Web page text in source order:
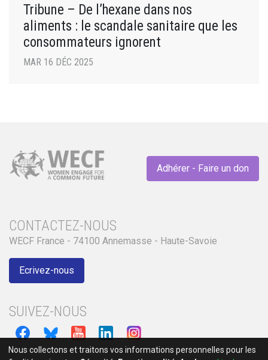
Tribune – De l’hexane dans nos
aliments : le scandale sanitaire que les
consommateurs ignorent
MAR 16 DÉC 2025
Adhérer - Faire un don
CONTACTEZ-NOUS
WECF France - 74100 Annemasse - Haute-Savoie
Ecrivez-nous
SUIVEZ-NOUS
Nous collectons et traitons vos informations personnelles pour les